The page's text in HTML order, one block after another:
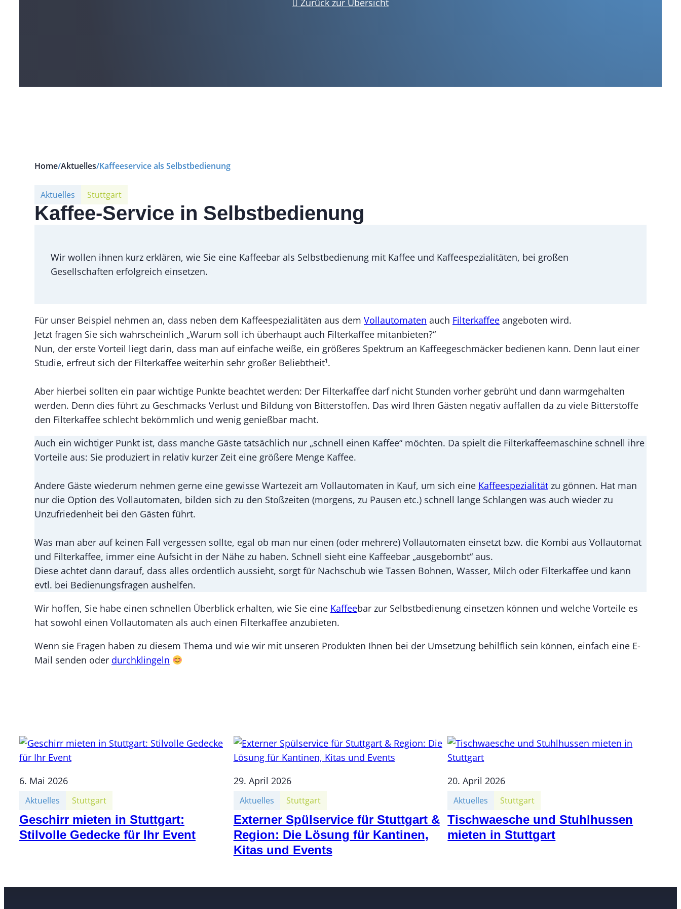
Zurück zur Übersicht
Home/Aktuelles/Kaffeeservice als Selbstbedienung
Aktuelles Stuttgart
Kaffee-Service in Selbstbedienung
Wir wollen ihnen kurz erklären, wie Sie eine Kaffeebar als Selbstbedienung mit Kaffee und Kaffeespezialitäten, bei großen
Gesellschaften erfolgreich einsetzen.
Für unser Beispiel nehmen an, dass neben dem Kaffeespezialitäten aus dem Vollautomaten auch Filterkaffee angeboten wird.
Jetzt fragen Sie sich wahrscheinlich „Warum soll ich überhaupt auch Filterkaffee mitanbieten?“
Nun, der erste Vorteil liegt darin, dass man auf einfache weiße, ein größeres Spektrum an Kaffeegeschmäcker bedienen kann. Denn laut einer
Studie, erfreut sich der Filterkaffee weiterhin sehr großer Beliebtheit¹.
Aber hierbei sollten ein paar wichtige Punkte beachtet werden: Der Filterkaffee darf nicht Stunden vorher gebrüht und dann warmgehalten
werden. Denn dies führt zu Geschmacks Verlust und Bildung von Bitterstoffen. Das wird Ihren Gästen negativ auffallen da zu viele Bitterstoffe
den Filterkaffee schlecht bekömmlich und wenig genießbar macht.
Auch ein wichtiger Punkt ist, dass manche Gäste tatsächlich nur „schnell einen Kaffee“ möchten. Da spielt die Filterkaffeemaschine schnell ihre
Vorteile aus: Sie produziert in relativ kurzer Zeit eine größere Menge Kaffee.
Andere Gäste wiederum nehmen gerne eine gewisse Wartezeit am Vollautomaten in Kauf, um sich eine Kaffeespezialität zu gönnen. Hat man
nur die Option des Vollautomaten, bilden sich zu den Stoßzeiten (morgens, zu Pausen etc.) schnell lange Schlangen was auch wieder zu
Unzufriedenheit bei den Gästen führt.
Was man aber auf keinen Fall vergessen sollte, egal ob man nur einen (oder mehrere) Vollautomaten einsetzt bzw. die Kombi aus Vollautomat
und Filterkaffee, immer eine Aufsicht in der Nähe zu haben. Schnell sieht eine Kaffeebar „ausgebombt“ aus.
Diese achtet dann darauf, dass alles ordentlich aussieht, sorgt für Nachschub wie Tassen Bohnen, Wasser, Milch oder Filterkaffee und kann
evtl. bei Bedienungsfragen aushelfen.
Wir hoffen, Sie habe einen schnellen Überblick erhalten, wie Sie eine Kaffeebar zur Selbstbedienung einsetzen können und welche Vorteile es
hat sowohl einen Vollautomaten als auch einen Filterkaffee anzubieten.
Wenn sie Fragen haben zu diesem Thema und wie wir mit unseren Produkten Ihnen bei der Umsetzung behilflich sein können, einfach eine E-
Mail senden oder durchklingeln
6. Mai 2026
Aktuelles Stuttgart
Geschirr mieten in Stuttgart:
Stilvolle Gedecke für Ihr Event
29. April 2026
Aktuelles Stuttgart
Externer Spülservice für Stuttgart &
Region: Die Lösung für Kantinen,
Kitas und Events
20. April 2026
Aktuelles Stuttgart
Tischwaesche und Stuhlhussen
mieten in Stuttgart